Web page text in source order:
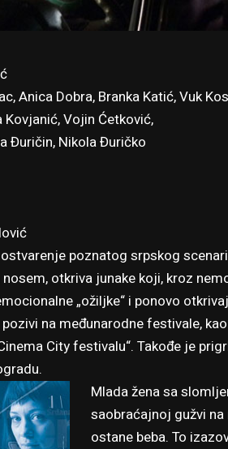
Anica Dobra, Branka Katić, Vuk
Kovjanić, Vojin Ćetković,
Đuričin, Nikola Đuričko
poznatog srpskog
otkriva junake koji, kroz
„ožiljke“ i ponovo
na međunarodne festivale,
City festivalu“. Takođe je
Mlada žena sa
saobraćajnoj gužvi
ostane beba. To